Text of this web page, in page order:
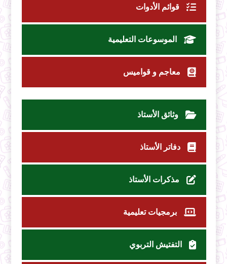
قوائم الأدوات
الموسوعات التعليمية
معاجم و قواميس
وثائق الأستاذ
دفاتر الأستاذ
مذكرات الأستاذ
برمجيات تعليمية
التفتيش التربوي